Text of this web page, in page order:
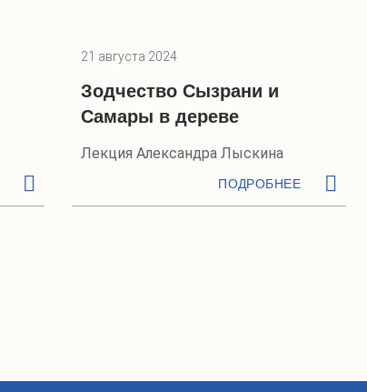
21 августа 2024
Зодчество Сызрани и
Самары в дереве
Лекция Александра Лыскина
ПОДРОБНЕЕ